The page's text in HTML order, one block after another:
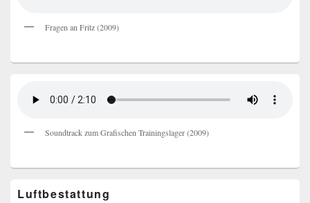
Fragen an Fritz (2009)
Soundtrack zum Grafischen Trainingslager (2009)
Luftbestattung